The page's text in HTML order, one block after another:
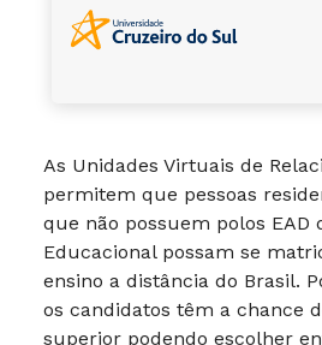
As Unidades Virtuais de
permitem que pessoas
que não possuem polos EAD
Educacional possam se
ensino a distância do Brasil.
os candidatos têm a chance
superior podendo escolher